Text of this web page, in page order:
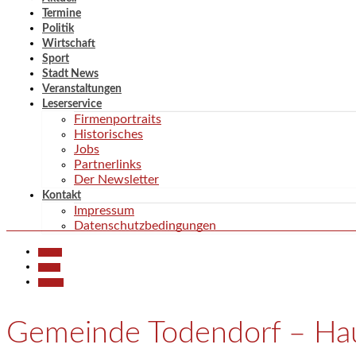
Termine
Politik
Wirtschaft
Sport
Stadt News
Veranstaltungen
Leserservice
Firmenportraits
Historisches
Jobs
Partnerlinks
Der Newsletter
Kontakt
Impressum
Datenschutzbedingungen
Gemeinde Todendorf –